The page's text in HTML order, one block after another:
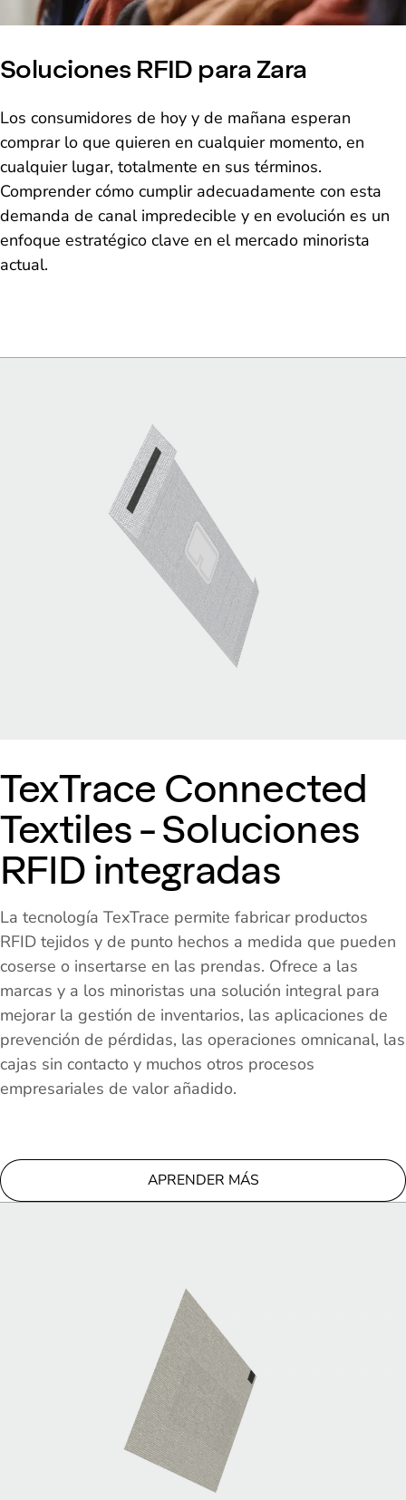
Soluciones RFID para Zara
Los consumidores de hoy y de mañana esperan
comprar lo que quieren en cualquier momento, en
cualquier lugar, totalmente en sus términos.
Comprender cómo cumplir adecuadamente con esta
demanda de canal impredecible y en evolución es un
enfoque estratégico clave en el mercado minorista
actual.
TexTrace Connected
Textiles - Soluciones
RFID integradas
La tecnología TexTrace permite fabricar productos
RFID tejidos y de punto hechos a medida que pueden
coserse o insertarse en las prendas. Ofrece a las
marcas y a los minoristas una solución integral para
mejorar la gestión de inventarios, las aplicaciones de
prevención de pérdidas, las operaciones omnicanal, las
cajas sin contacto y muchos otros procesos
empresariales de valor añadido.
APRENDER MÁS